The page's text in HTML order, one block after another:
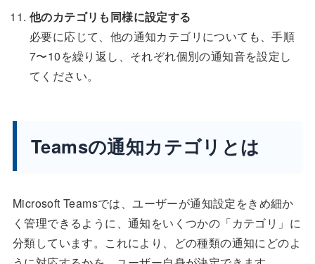
他のカテゴリも同様に設定する
必要に応じて、他の通知カテゴリについても、手順
7〜10を繰り返し、それぞれ個別の通知音を設定し
てください。
Teamsの通知カテゴリとは
Microsoft Teamsでは、ユーザーが通知設定をきめ細か
く管理できるように、通知をいくつかの「カテゴリ」に
分類しています。これにより、どの種類の通知にどのよ